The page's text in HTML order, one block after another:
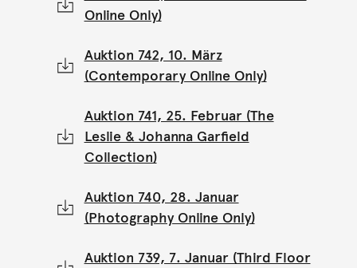
Online Only)
Auktion 742, 10. März
(Contemporary Online Only)
Auktion 741, 25. Februar (The
Leslie & Johanna Garfield
Collection)
Auktion 740, 28. Januar
(Photography Online Only)
Auktion 739, 7. Januar (Third Floor